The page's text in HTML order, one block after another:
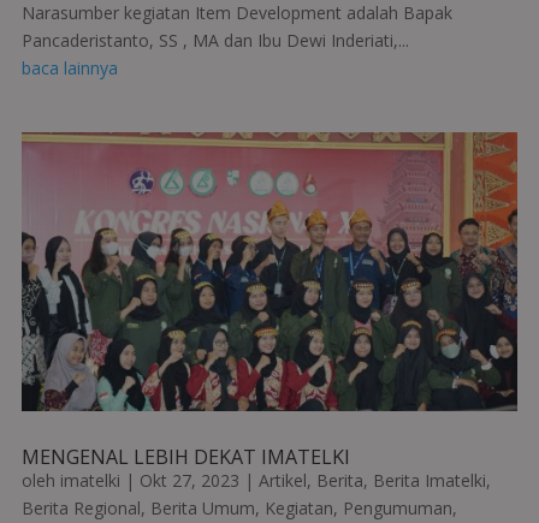
Narasumber kegiatan Item Development adalah Bapak
Pancaderistanto, SS , MA dan Ibu Dewi Inderiati,...
baca lainnya
MENGENAL LEBIH DEKAT IMATELKI
oleh imatelki | Okt 27, 2023 | Artikel, Berita, Berita Imatelki,
Berita Regional, Berita Umum, Kegiatan, Pengumuman,